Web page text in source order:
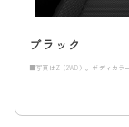
ブラック
■写真はZ（2WD）。ボディカラ